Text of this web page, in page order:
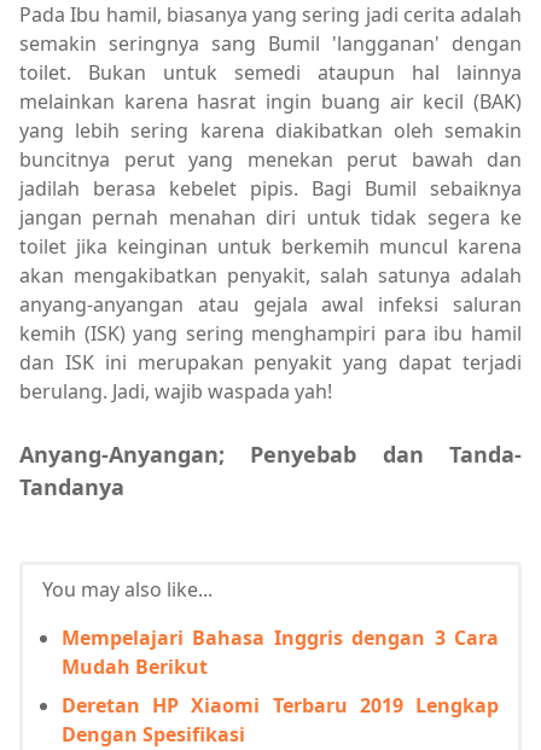
Pada Ibu hamil, biasanya yang sering jadi cerita adalah
semakin seringnya sang Bumil 'langganan' dengan
toilet. Bukan untuk semedi ataupun hal lainnya
melainkan karena hasrat ingin buang air kecil (BAK)
yang lebih sering karena diakibatkan oleh semakin
buncitnya perut yang menekan perut bawah dan
jadilah berasa kebelet pipis. Bagi Bumil sebaiknya
jangan pernah menahan diri untuk tidak segera ke
toilet jika keinginan untuk berkemih muncul karena
akan mengakibatkan penyakit, salah satunya adalah
anyang-anyangan atau gejala awal infeksi saluran
kemih (ISK) yang sering menghampiri para ibu hamil
dan ISK ini merupakan penyakit yang dapat terjadi
berulang. Jadi, wajib waspada yah!
Anyang-Anyangan; Penyebab dan Tanda-
Tandanya
You may also like...
Mempelajari Bahasa Inggris dengan 3 Cara
Mudah Berikut
Deretan HP Xiaomi Terbaru 2019 Lengkap
Dengan Spesifikasi